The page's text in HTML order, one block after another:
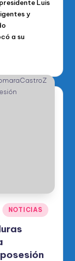
Luis
y
a su
NOTICIAS